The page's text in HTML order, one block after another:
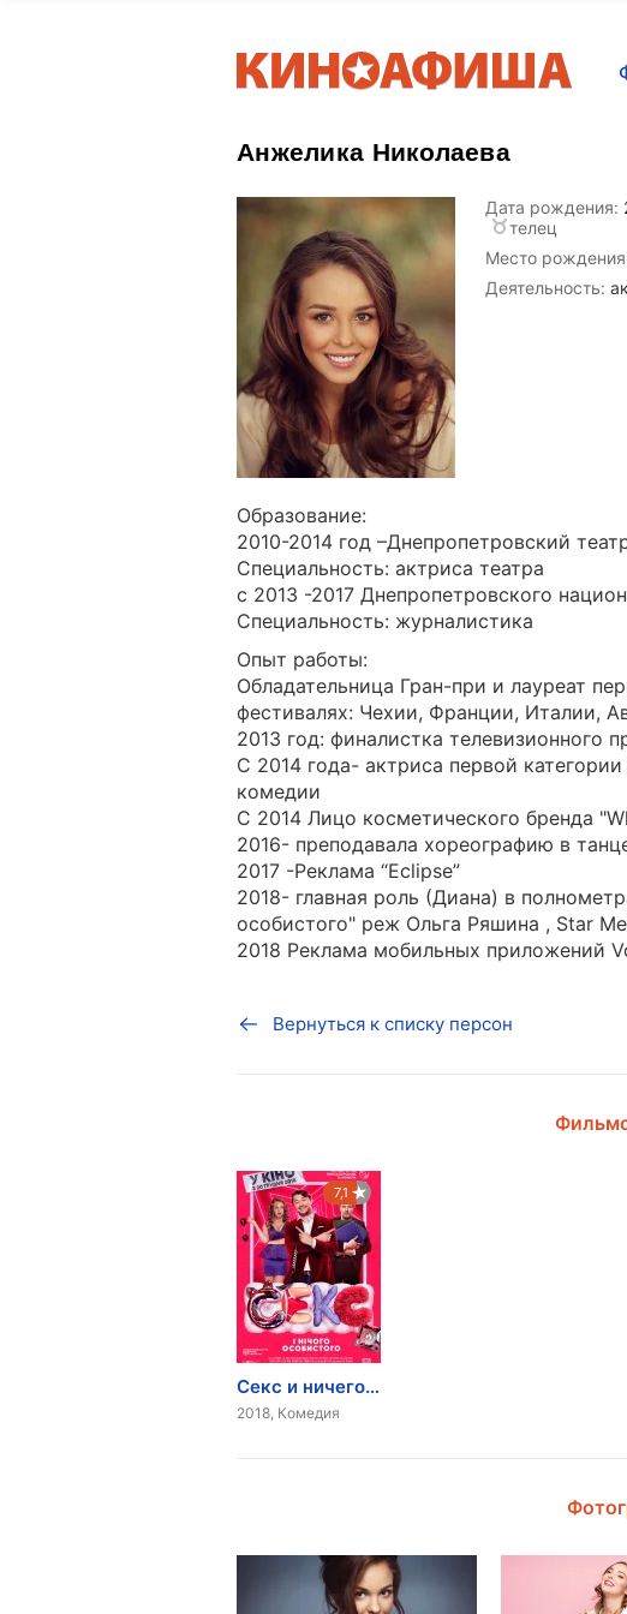
Анжелика Николаева
Дата рождения:
телец
Место
Деятельность:
Образование:
2010-2014 год –Днепропетровский
Специальность: актриса театра
с 2013 -2017 Днепропетровского
Специальность: журналистика
Опыт работы:
Обладательница Гран-при и лауреат
фестивалях: Чехии, Франции, Италии,
2013 год: финалистка телевизионного
С 2014 года- актриса первой
комедии
С 2014 Лицо косметического бренда
2016- преподавала хореографию в
2017 -Реклама “Eclipse”
2018- главная роль (Диана) в
особистого" реж Ольга Ряшина , Star
2018 Реклама мобильных приложений
Вернуться к списку персон
7,1
Секс и ничего личного
2018, Комедия